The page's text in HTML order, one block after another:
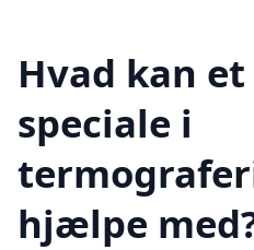
Hvad kan
speciale i
hjælpe